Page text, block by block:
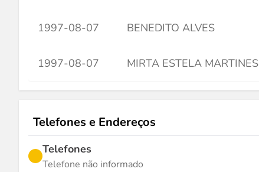
1997-08-07 BENEDITO ALVES
1997-08-07 MIRTA ESTELA MARTINES
Telefones e Endereços
Telefones
Telefone não informado